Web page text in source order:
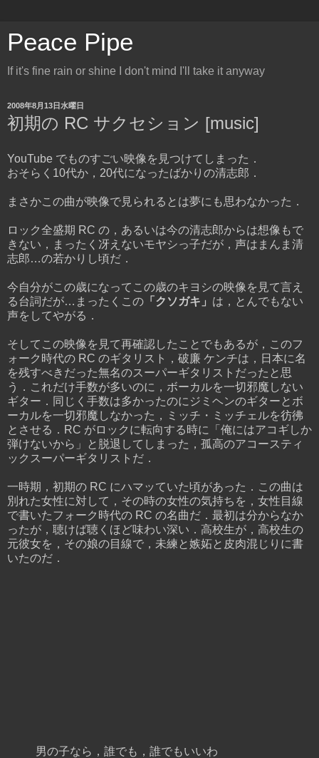
Peace Pipe
If it's fine rain or shine I don't mind I'll take it anyway
2008年8月13日水曜日
初期の RC サクセション [music]
YouTube でものすごい映像を見つけてしまった．
おそらく10代か，20代になったばかりの清志郎．
まさかこの曲が映像で見られるとは夢にも思わなかった．
ロック全盛期 RC の，あるいは今の清志郎からは想像もで
きない，まったく冴えないモヤシっ子だが，声はまんま清
志郎…の若かりし頃だ．
今自分がこの歳になってこの歳のキヨシの映像を見て言え
る台詞だが…まったくこの 「クソガキ」 は，とんでもない
声をしてやがる．
そしてこの映像を見て再確認したことでもあるが，このフ
ォーク時代の RC のギタリスト，破廉 ケンチは，日本に名
を残すべきだった無名のスーパーギタリストだったと思
う．これだけ手数が多いのに，ボーカルを一切邪魔しない
ギター．同じく手数は多かったのにジミヘンのギターとボ
ーカルを一切邪魔しなかった，ミッチ・ミッチェルを彷彿
とさせる．RC がロックに転向する時に「俺にはアコギしか
弾けないから」と脱退してしまった，孤高のアコースティ
ックスーパーギタリストだ．
一時期，初期の RC にハマッていた頃があった．この曲は
別れた女性に対して，その時の女性の気持ちを，女性目線
で書いたフォーク時代の RC の名曲だ．最初は分からなか
ったが，聴けば聴くほど味わい深い．高校生が，高校生の
元彼女を，その娘の目線で，未練と嫉妬と皮肉混じりに書
いたのだ．
男の子なら，誰でも，誰でもいいわ